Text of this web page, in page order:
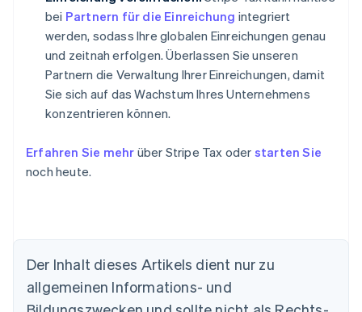
bei Partnern für die Einreichung integriert
werden, sodass Ihre globalen Einreichungen genau
und zeitnah erfolgen. Überlassen Sie unseren
Partnern die Verwaltung Ihrer Einreichungen, damit
Sie sich auf das Wachstum Ihres Unternehmens
konzentrieren können.
Erfahren Sie mehr über Stripe Tax oder starten Sie
noch heute.
Der Inhalt dieses Artikels dient nur zu
allgemeinen Informations- und